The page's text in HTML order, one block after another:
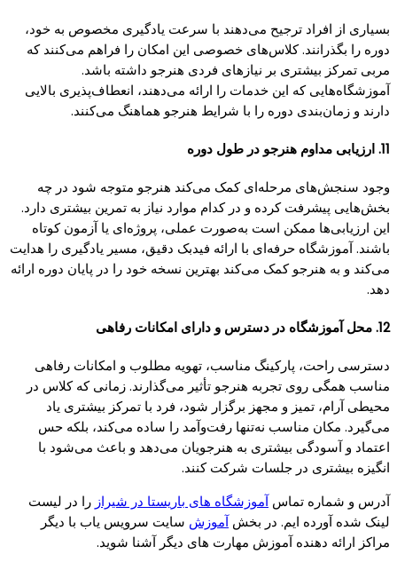
بسیاری از افراد ترجیح می‌دهند با سرعت یادگیری مخصوص به خود،
دوره را بگذرانند. کلاس‌های خصوصی این امکان را فراهم می‌کنند که
مربی تمرکز بیشتری بر نیازهای فردی هنرجو داشته باشد.
آموزشگاه‌هایی که این خدمات را ارائه می‌دهند، انعطاف‌پذیری بالایی
دارند و زمان‌بندی دوره را با شرایط هنرجو هماهنگ می‌کنند.
11. ارزیابی مداوم هنرجو در طول دوره
وجود سنجش‌های مرحله‌ای کمک می‌کند هنرجو متوجه شود در چه
بخش‌هایی پیشرفت کرده و در کدام موارد نیاز به تمرین بیشتری دارد.
این ارزیابی‌ها ممکن است به‌صورت عملی، پروژه‌ای یا آزمون کوتاه
باشند. آموزشگاه حرفه‌ای با ارائه فیدبک دقیق، مسیر یادگیری را هدایت
می‌کند و به هنرجو کمک می‌کند بهترین نسخه خود را در پایان دوره ارائه
دهد.
12. محل آموزشگاه در دسترس و دارای امکانات رفاهی
دسترسی راحت، پارکینگ مناسب، تهویه مطلوب و امکانات رفاهی
مناسب همگی روی تجربه هنرجو تأثیر می‌گذارند. زمانی که کلاس در
محیطی آرام، تمیز و مجهز برگزار شود، فرد با تمرکز بیشتری یاد
می‌گیرد. مکان مناسب نه‌تنها رفت‌وآمد را ساده می‌کند، بلکه حس
اعتماد و آسودگی بیشتری به هنرجویان می‌دهد و باعث می‌شود با
انگیزه بیشتری در جلسات شرکت کنند.
آدرس و شماره تماسآموزشگاه های باریستا در شیراز را در لیست
لینک شده آورده ایم. در بخشآموزش سایت سرویس یاب با دیگر
مراکز ارائه دهنده آموزش مهارت های دیگر آشنا شوید.